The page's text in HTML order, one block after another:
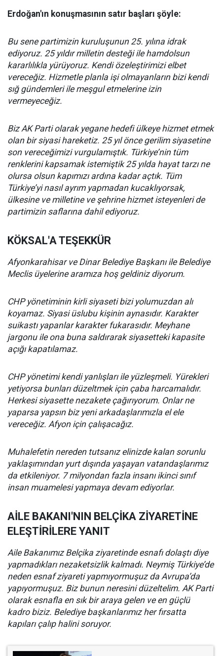
Erdoğan'ın konuşmasının satır başları şöyle:
Bu sene partimizin kuruluşunun 25. yılına idrak
ediyoruz. 25 yıldır milletin desteği ile hamdolsun
kararlılıkla yürüyoruz. Kendi özeleştirimizi elbet
vereceğiz. Hizmetle planla işi olmayanların bizi kendi
sığ gündemleri ile meşgul etmelerine izin
vermeyeceğiz.
Biz AK Parti olarak yegane hedefi ülkeye hizmet etmek
olan bir siyasi hareketiz. 25 yıl önce gerilim siyasetine
son vereceğimizi vurgulamıştık. Türkiye’nin tüm
renklerini kapsamak istemiştik 25 yılda hayat tarzı ne
olursa olsun kapımızı ardına kadar açtık. Tüm
Türkiye’yi nasıl ayrım yapmadan kucaklıyorsak,
ülkesine ve milletine ve şehrine hizmet isteyenleri de
partimizin saflarına dahil ediyoruz.
KÖKSAL'A TEŞEKKÜR
Afyonkarahisar ve Dinar Belediye Başkanı ile Belediye
Meclis üyelerine aramıza hoş geldiniz diyorum.
CHP yönetiminin kirli siyaseti bizi yolumuzdan alı
koyamaz. Siyasi üslubu kişinin aynasıdır. Karakter
suikastı yapanlar karakter fukarasıdır. Meyhane
jargonu ile ona buna saldırarak siyasetteki kapasite
açığı kapatılamaz.
CHP yönetimi kendi yanlışları ile yüzleşmeli. Yürekleri
yetiyorsa bunları düzeltmek için çaba harcamalıdır.
Herkesi siyasette nezakete çağırıyorum. Onlar ne
yaparsa yapsın biz yeni arkadaşlarımızla el ele
vereceğiz. Afyon için çalışacağız.
Muhalefetin nereden tutsanız elinizde kalan sorunlu
yaklaşımından yurt dışında yaşayan vatandaşlarımız
da etkileniyor. 7 milyondan fazla insanı ikinci sınıf
insan muamelesi yapmaya devam ediyorlar.
AİLE BAKANI'NIN BELÇİKA ZİYARETİNE
ELEŞTİRİLERE YANIT
Aile Bakanımız Belçika ziyaretinde esnafı dolaştı diye
yapmadıkları nezaketsizlik kalmadı. Neymiş Türkiye’de
neden esnaf ziyareti yapmıyormuşuz da Avrupa’da
yapıyormuşuz. Biz bunun neresini düzeltelim. AK Parti
olarak esnafla en sık bir araya gelen ve en güçlü
kadro biziz. Belediye başkanlarımız her fırsatta
kapıları çalıp halini soruyor.